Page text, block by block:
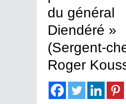
du général
Diendéré »
(Sergent-
Roger